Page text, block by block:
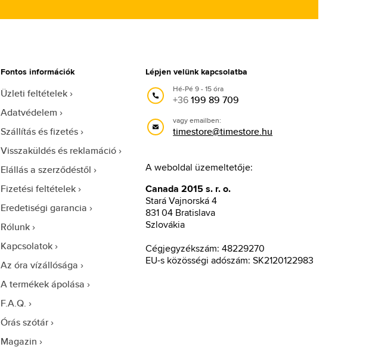
Fontos információk
Üzleti feltételek
Adatvédelem
Szállítás és fizetés
Visszaküldés és reklamáció
Elállás a szerződéstől
Fizetési feltételek
Eredetiségi garancia
Rólunk
Kapcsolatok
Az óra vízállósága
A termékek ápolása
F.A.Q.
Órás szótár
Magazin
Lépjen velünk kapcsolatba
Hé-Pé 9 - 15 óra
+36199 89 709
vagy emailben:
timestore@timestore.hu
A weboldal üzemeltetője:
Canada 2015 s. r. o.
Stará Vajnorská 4
831 04 Bratislava
Szlovákia
Cégjegyzékszám: 48229270
EU-s közösségi adószám: SK2120122983